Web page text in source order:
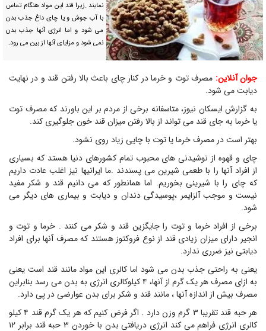
نمایند .زیرا قند این مواد هنگام تماس
با آب جوش و یا چای داغ جذب بدن
می شود و اما انرژی آنها جذب بدن
نمی شود و مزایای آنها از بین می رود.
جوان آنلاین: مصرف توت و خرما در کنار چای باعث بالا رفتن قند و در نهایت
دیابت می شود.
به گزارش ایسکان نیوز، متاسفانه برخی از مردم بر این باورند که مصرف توت
یا خرما به جای قند می تواند از بالا رفتن میزان قند خون جلوگیری کند.
بهتر است در مصرف خرما یا توت با چایی زیاد روی نشود.
چای و قهوه از نوشیدنی های محبوب تمام کشورهای دنیا هستد که بسیاری
از افراد آنها را با طعمی شیرین می پسندند .ما ایرانیها نیز اغلب عادت داریم
که چای را با شیرینی بخوریم. اما همانطور که می دانیم قند و شکر مفید
نیست و موجب آلزایمر ،پوسیدگی دندان و دیابت و بیماری های دیگر می
شود.
برخی از افراد خرما و توت را جایگزین قند و شکر می کنند . خرما و توت و
انجیر دارای میزان زیادی قند از نوع فروکتوز هستند که مصرف آنها برای افراد
دیابتی نیز ضرری ندارد.
یعنی به راحتی جذب بدن می شود اما کالری این مواد مانند قند است یعنی
به ازای مصرف هر یک گرم از آنها، ۴ کیلوکالری انرژی به بدن می رسد بنابراین
مصرف بیش از اندازه آنها ، مانند قند و شکر برای بدن عوارضی در پی دارد.
هر حبه قند تقریبا ۳ گرم وزن دارد . اگر فرض کنیم که هر یک گرم قند ۴ کیلو
کالری انرژی فراهم می کند انرژی دریافتی بدن با خوردن ۳ حبه قند برابر ۱۲